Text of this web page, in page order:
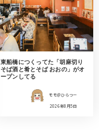
東船橋につくってた「胡麻切り
そば酒と肴とそば おおの」がオ
ープンしてる
モモ＠ひらつー
2026年8月5日